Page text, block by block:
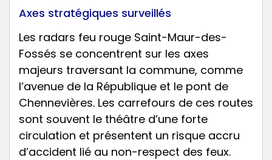
Axes stratégiques surveillés
Les radars feu rouge Saint-Maur-des-
Fossés se concentrent sur les axes
majeurs traversant la commune, comme
l’avenue de la République et le pont de
Chennevières. Les carrefours de ces routes
sont souvent le théâtre d’une forte
circulation et présentent un risque accru
d’accident lié au non-respect des feux.